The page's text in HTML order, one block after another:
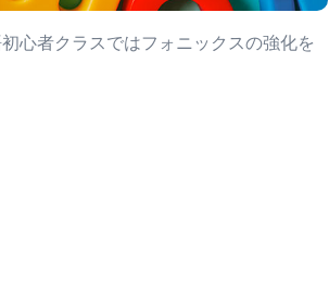
心者クラスではフォニックスの強化を